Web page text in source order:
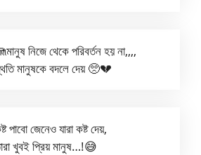
নিজে থেকে পরিবর্তন হয় না,,,,
মানুষকে বদলে দেয় 🥺💔
পাবো জেনেও যারা কষ্ট দেয়,
খুবই প্রিয় মানুষ…!😅